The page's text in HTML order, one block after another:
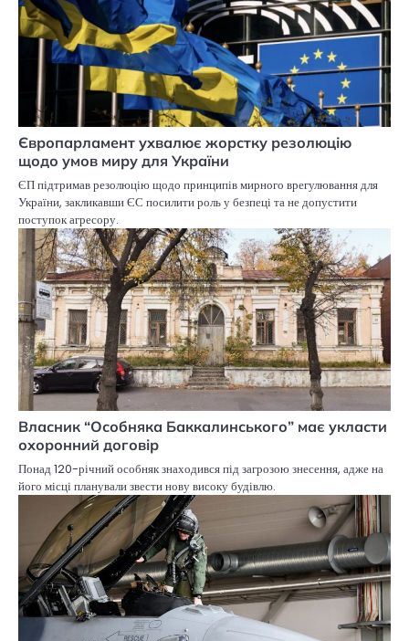
Європарламент ухвалює жорстку резолюцію
щодо умов миру для України
ЄП підтримав резолюцію щодо принципів мирного врегулювання для
України, закликавши ЄС посилити роль у безпеці та не допустити
поступок агресору.
Власник “Особняка Баккалинського” має укласти
охоронний договір
Понад 120-річний особняк знаходився під загрозою знесення, адже на
його місці планували звести нову високу будівлю.